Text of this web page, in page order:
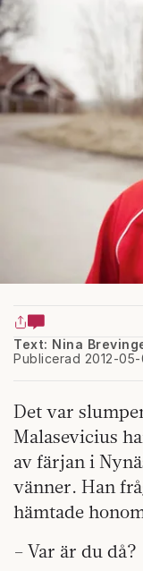
Text: Nina
Publicerad 2012-
Det var
Malasevicius
av färjan i
vänner. Han
hämtade
– Var är du då?